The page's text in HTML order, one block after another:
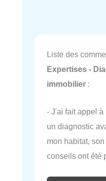
Liste des
Expertises -
immobilier :
- J'ai fait appel
un diagnostic
mon habitat,
conseils ont été